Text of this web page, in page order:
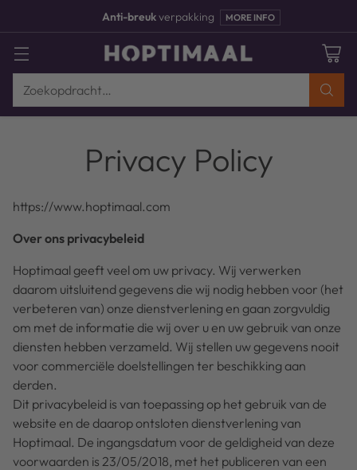
Anti-breukverpakking MORE INFO
Zoekopdracht…
Privacy Policy
https://www.hoptimaal.com
Over ons privacybeleid
Hoptimaal geeft veel om uw privacy. Wij verwerken
daarom uitsluitend gegevens die wij nodig hebben voor (het
verbeteren van) onze dienstverlening en gaan zorgvuldig
om met de informatie die wij over u en uw gebruik van onze
diensten hebben verzameld. Wij stellen uw gegevens nooit
voor commerciële doelstellingen ter beschikking aan
derden.
Dit privacybeleid is van toepassing op het gebruik van de
website en de daarop ontsloten dienstverlening van
Hoptimaal. De ingangsdatum voor de geldigheid van deze
voorwaarden is 23/05/2018, met het publiceren van een